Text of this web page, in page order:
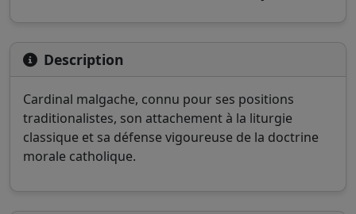
Description
Cardinal malgache, connu pour ses positions
traditionalistes, son attachement à la liturgie
classique et sa défense vigoureuse de la doctrine
morale catholique.